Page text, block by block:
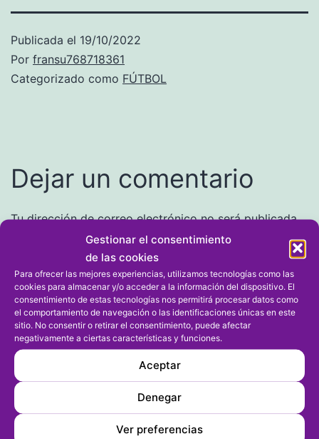
Gestionar el consentimiento
de las cookies
Para ofrecer las mejores experiencias, utilizamos tecnologías como las
cookies para almacenar y/o acceder a la información del dispositivo. El
consentimiento de estas tecnologías nos permitirá procesar datos como
el comportamiento de navegación o las identificaciones únicas en este
sitio. No consentir o retirar el consentimiento, puede afectar
negativamente a ciertas características y funciones.
Aceptar
Denegar
Ver preferencias
Publicada el 19/10/2022
Por fransu768718361
Categorizado como FÚTBOL
Dejar un comentario
Tu dirección de correo electrónico no será publicada.
Los campos obligatorios están marcados con
Comentario*